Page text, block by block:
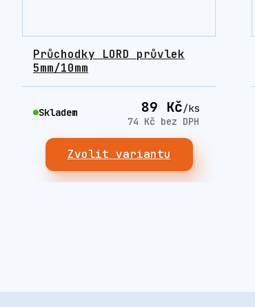
Průchodky LORD průvlek
5mm/10mm
89 Kč/ks
74 Kč bez DPH
Skladem
Zvolit variantu